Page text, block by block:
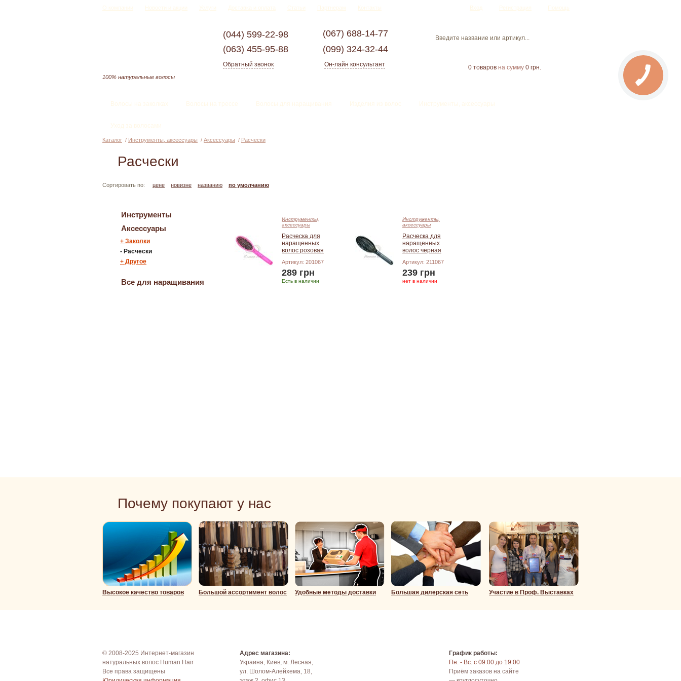
О компании Новости и акции Услуги Доставка и оплата Статьи Партнерам Контакты Вход Регистрация Помощь
100% натуральные волосы
(044) 599-22-98 (067) 688-14-77
(063) 455-95-88 (099) 324-32-44
Обратный звонок Он-лайн консультант 0 товаров на сумму 0 грн.
Волосы на заколках Волосы на трессе Волосы для наращивания Изделия из волос Инструменты, аксессуары
Уход за волосами
Каталог / Инструменты, аксессуары / Аксессуары / Расчески
Расчески
Сортировать по: цене новизне названию по умолчанию
Инструменты
Аксессуары
+ Заколки
- Расчески
+ Другое
Все для наращивания
Инструменты,
аксессуары
Расческа для
наращенных
волос розовая
Артикул: 201067
289 грн
Есть в наличии
Инструменты,
аксессуары
Расческа для
наращенных
волос черная
Артикул: 211067
239 грн
нет в наличии
Почему покупают у нас
Высокое качество товаров Большой ассортимент волос Удобные методы доставки Большая дилерская сеть Участие в Проф. Выставках
© 2008-2025 Интернет-магазин
натуральных волос Human Hair
Все права защищены
Адрес магазина:
Украина, Киев, м. Лесная,
ул. Шолом-Алейхема, 18,
График работы:
Пн. - Вс. с 09:00 до 19:00
Приём заказов на сайте